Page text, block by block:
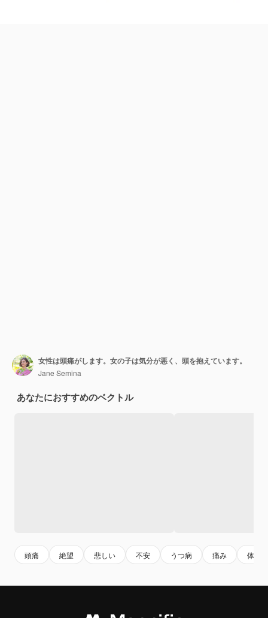
女性は頭痛がします。女の子は気分が悪く、頭を抱えています。
Jane Semina
あなたにおすすめのベクトル
頭痛 絶望 悲しい 不安 うつ病 痛み 体調